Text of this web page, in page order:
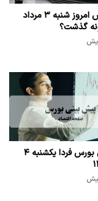
پایان بورس امروز شنبه ۳ مرداد
پیش بینی بورس فردا یکشنبه ۴